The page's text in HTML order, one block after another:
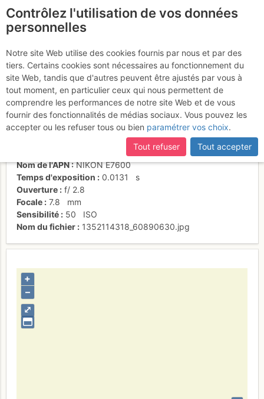
Täschhütte
Activités
Date/heure
30 nov. 1999 00:00
Contributeur
pocah
individuel (CC by-nc-nd)
Nom de l'APN
NIKON E7600
Temps d'exposition
0.0131
s
Ouverture
f/ 2.8
Focale
7.8
mm
Sensibilité
50
ISO
Nom du fichier
1352114318_60890630.jpg
⤢
+
–
Contrôlez l'utilisation de vos données
personnelles
Notre site Web utilise des cookies fournis par nous et par des
tiers. Certains cookies sont nécessaires au fonctionnement du
site Web, tandis que d'autres peuvent être ajustés par vous à
tout moment, en particulier ceux qui nous permettent de
comprendre les performances de notre site Web et de vous
fournir des fonctionnalités de médias sociaux. Vous pouvez les
accepter ou les refuser tous ou bien paramétrer vos choix.
Tout refuser
Tout accepter